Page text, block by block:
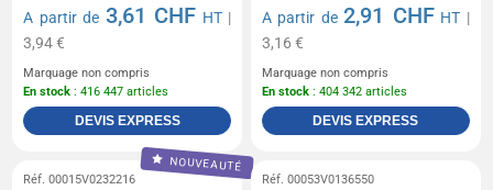
A partir de 3,61 CHF HT|
3,94 €
Marquage non compris
En stock : 416 447 articles
DEVIS EXPRESS
A partir de2,91 CHF HT |
3,16 €
Marquage non compris
En stock : 404 342 articles
DEVIS EXPRESS
NOUVEAUTÉ
Réf. 00015V0232216 Réf. 00053V0136550